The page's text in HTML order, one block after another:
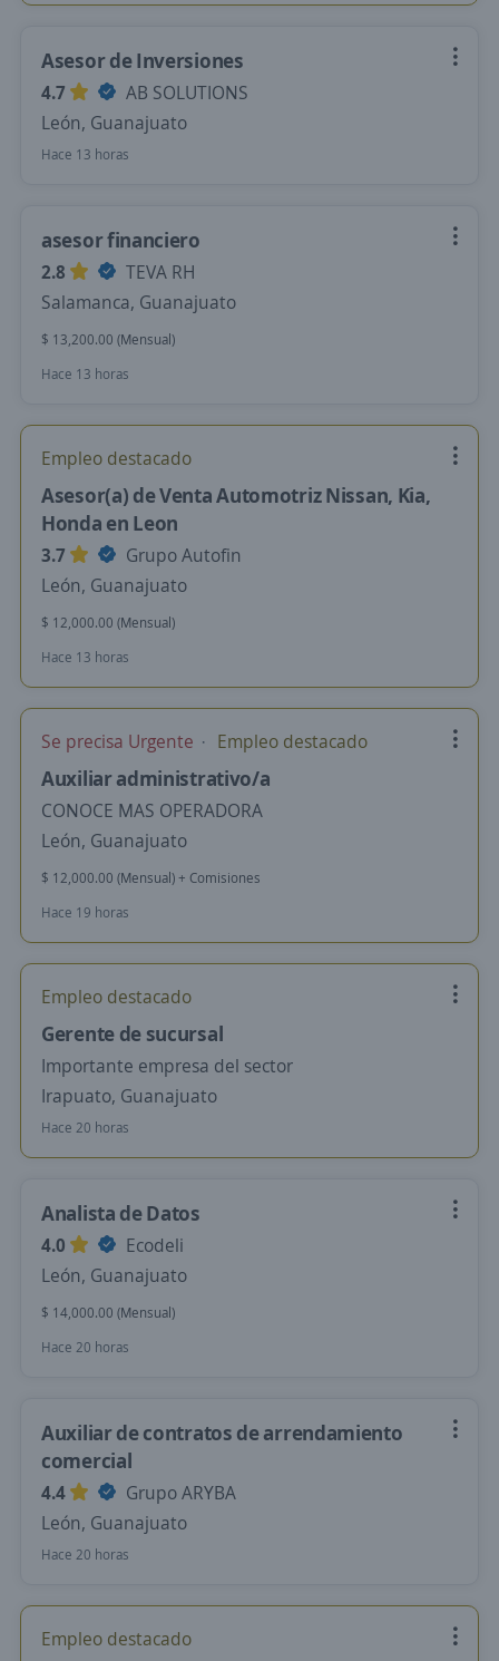
Asesor de Inversiones
4.7
AB SOLUTIONS
León, Guanajuato
Hace 13 horas
asesor financiero
2.8
TEVA RH
Salamanca, Guanajuato
$ 13,200.00 (Mensual)
Hace 13 horas
Empleo destacado
Asesor(a) de Venta Automotriz Nissan, Kia,
Honda en Leon
3.7
Grupo Autofin
León, Guanajuato
$ 12,000.00 (Mensual)
Hace 13 horas
Se precisa Urgente Empleo destacado
Auxiliar administrativo/a
CONOCE MAS OPERADORA
León, Guanajuato
$ 12,000.00 (Mensual) + Comisiones
Hace 19 horas
Empleo destacado
Gerente de sucursal
Importante empresa del sector
Irapuato, Guanajuato
Hace 20 horas
Analista de Datos
4.0
Ecodeli
León, Guanajuato
$ 14,000.00 (Mensual)
Hace 20 horas
Auxiliar de contratos de arrendamiento
comercial
4.4
Grupo ARYBA
León, Guanajuato
Hace 20 horas
Empleo destacado